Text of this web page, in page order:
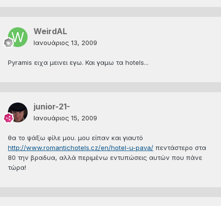
WeirdAL
Ιανουάριος 13, 2009
Pyramis ειχα μεινει εγω. Και γαμω τα hotels...
junior-21-
Ιανουάριος 15, 2009
θα το ψάξω φίλε μου. μου είπαν και γιαυτό
http://www.romantichotels.cz/en/hotel-u-pava/ πεντάστερο στα
80 την βραδυα, αλλά περιμένω εντυπώσεις αυτών που πάνε
τώρα!